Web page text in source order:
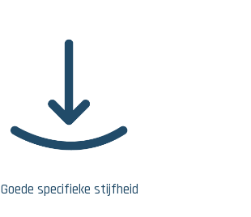
Goede specifieke stijfheid